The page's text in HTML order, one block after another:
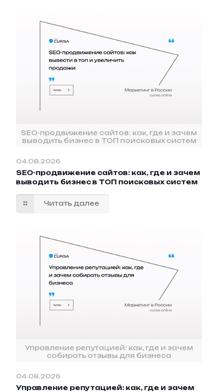
SEO-продвижение сайтов: как, где и зачем
выводить бизнес в ТОП поисковых систем
04.08.2026
SEO-продвижение сайтов: как, где и зачем
выводить бизнес в ТОП поисковых систем
Читать далее
Управление репутацией: как, где и зачем
собирать отзывы для бизнеса
04.08.2026
Управление репутацией: как, где и зачем